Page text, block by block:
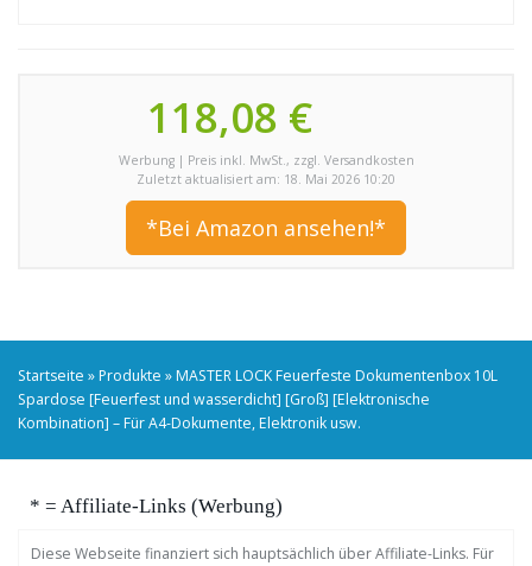
118,08 €
Werbung | Preis inkl. MwSt., zzgl. Versandkosten
Zuletzt aktualisiert am: 18. Mai 2026 10:20
*Bei Amazon ansehen!*
Startseite »Produkte »MASTER LOCK Feuerfeste Dokumentenbox 10L
Spardose [Feuerfest und wasserdicht] [Groß] [Elektronische
Kombination] – Für A4-Dokumente, Elektronik usw.
* = Affiliate-Links (Werbung)
Diese Webseite finanziert sich hauptsächlich über Affiliate-Links. Für